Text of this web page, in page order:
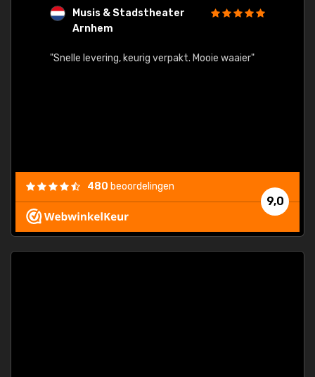
Musis & Stadstheater
Arnhem
"Snelle levering, keurig verpakt. Mooie waaier"
9,0
480 beoordelingen